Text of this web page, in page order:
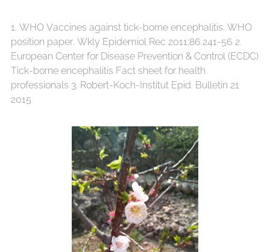
1. WHO Vaccines against tick-borne encephalitis. WHO
position paper. Wkly Epidemiol Rec 2011;86.241-56 2.
European Center for Disease Prevention & Control (ECDC)
Tick-borne encephalitis Fact sheet for health
professionals 3. Robert-Koch-Institut Epid. Bulletin 21
2015